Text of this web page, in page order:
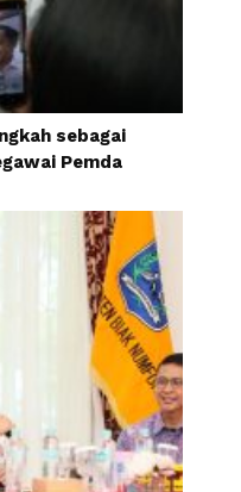
sebagai
Pemda